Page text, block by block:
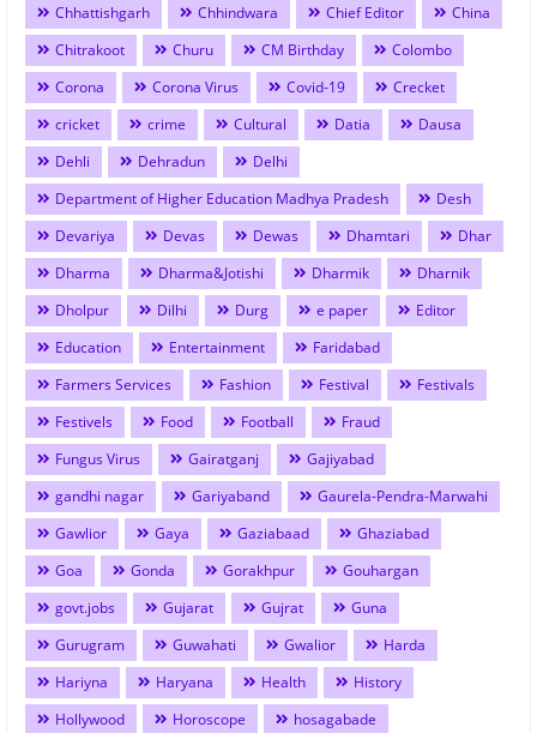
Chhattishgarh
Chhindwara Chief Editor
China
Chitrakoot
Churu CM Birthday
Colombo
Corona
Corona Virus Covid-19
Crecket
cricket
crime Cultural Datia
Dausa
Dehli
Dehradun
Delhi
Department of Higher Education Madhya Pradesh
Desh
Devariya
Devas Dewas Dhamtari
Dhar
Dharma
Dharma&Jotishi Dharmik
Dharnik
Dholpur
Dilhi Durg e paper
Editor
Education
Entertainment
Faridabad
Farmers Services
Fashion Festival
Festivals
Festivels
Food Football
Fraud
Fungus Virus
Gairatganj
Gajiyabad
gandhi nagar
Gariyaband
Gaurela-Pendra-Marwahi
Gawlior
Gaya Gaziabaad
Ghaziabad
Goa
Gonda Gorakhpur
Gouhargan
govt.jobs
Gujarat Gujrat
Guna
Gurugram
Guwahati Gwalior
Harda
Hariyna
Haryana Health
History
Hollywood
Horoscope
hosagabade